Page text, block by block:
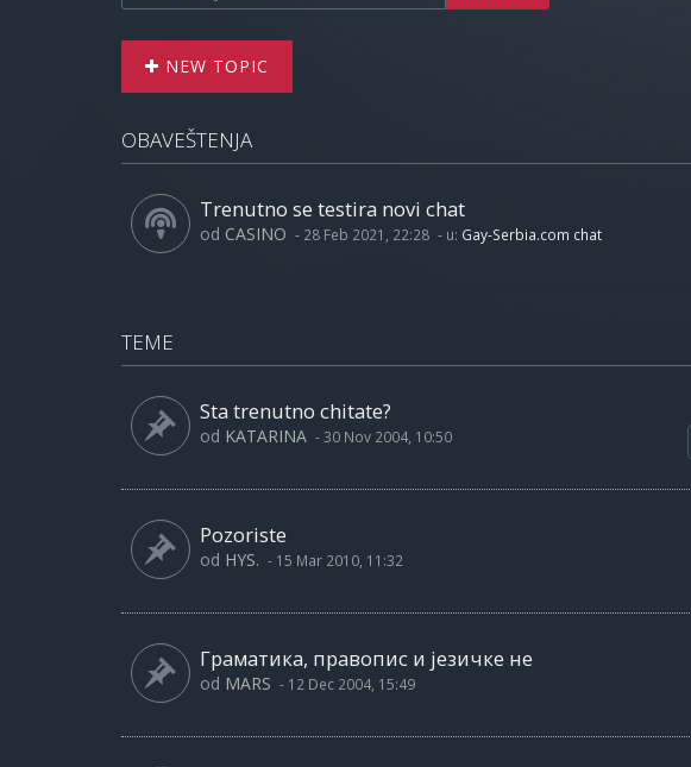
NEW TOPIC
OBAVEŠTENJA
Trenutno se testira novi chat
od CASINO - 28 Feb 2021, 22:28 - u: Gay-Serbia.com chat
TEME
Sta trenutno chitate?
od KATARINA - 30 Nov 2004, 10:50
Pozoriste
od HYS. - 15 Mar 2010, 11:32
Граматика, правопис и језичке не
od MARS - 12 Dec 2004, 15:49